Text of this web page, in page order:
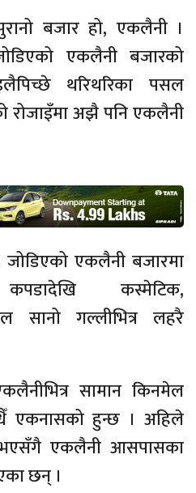
बजार हो, एकलैनी ।
एकलैनी बजारको
थरिथरिका पसल
रोजाइँमा अझै पनि एकलैनी
जोडिएको एकलैनी बजारमा
कस्मेटिक,
सानो गल्लीभित्र लहरै
सामान किनमेल
एकनासको हुन्छ । अहिले
एकलैनी आसपासका
छन् ।